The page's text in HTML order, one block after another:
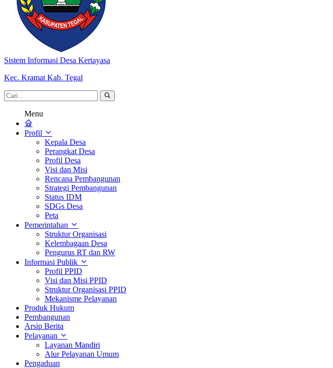
Sistem Informasi Desa Kertayasa
Kec. Kramat Kab. Tegal
Menu
Profil
Kepala Desa
Perangkat Desa
Profil Desa
Visi dan Misi
Rencana Pembangunan
Strategi Pembangunan
Status IDM
SDGs Desa
Peta
Pemerintahan
Struktur Organisasi
Kelembagaan Desa
Pengurus RT dan RW
Informasi Publik
Profil PPID
Visi dan Misi PPID
Struktur Organisasi PPID
Mekanisme Pelayanan
Produk Hukum
Pembangunan
Arsip Berita
Pelayanan
Layanan Mandiri
Alur Pelayanan Umum
Pengaduan